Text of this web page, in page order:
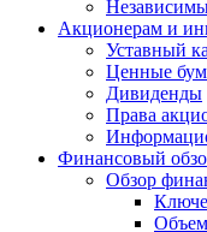
Акционерам и
Уставный
Ценные
Дивиденды
Права
Финансовый
Обзор